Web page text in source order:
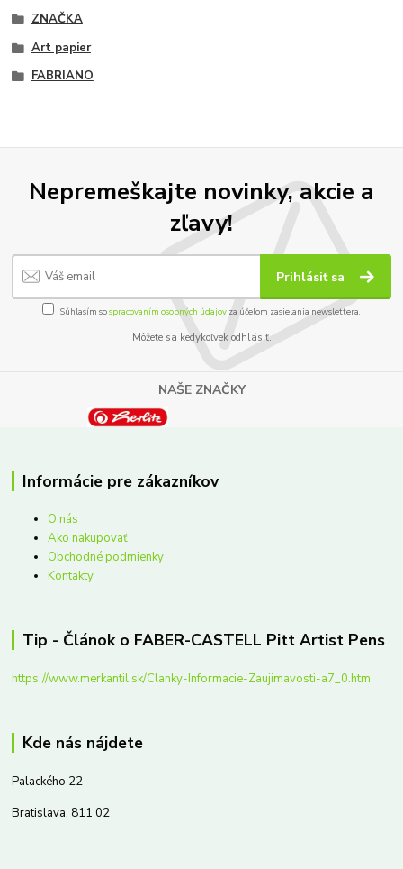
ZNAČKA
Art papier
FABRIANO
Nepremeškajte novinky, akcie a
zľavy!
Prihlásiť sa
Súhlasím sospracovaním osobných údajov za účelom zasielania newslettera.
Môžete sa kedykoľvek odhlásiť.
NAŠE ZNAČKY
Informácie pre zákazníkov
O nás
Ako nakupovať
Obchodné podmienky
Kontakty
Tip - Článok o FABER-CASTELL Pitt Artist Pens
https://www.merkantil.sk/Clanky-Informacie-Zaujimavosti-a7_0.htm
Kde nás nájdete
Palackého 22
Bratislava, 811 02